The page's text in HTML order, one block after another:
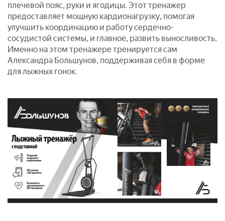
плечевой пояс, руки и ягодицы. Этот тренажер
предоставляет мощную кардионагрузку, помогая
улучшить координацию и работу сердечно-
сосудистой системы, и главное, развить выносливость.
Именно на этом тренажере тренируется сам
Александра Большунов, поддерживая себя в форме
для лыжных гонок.